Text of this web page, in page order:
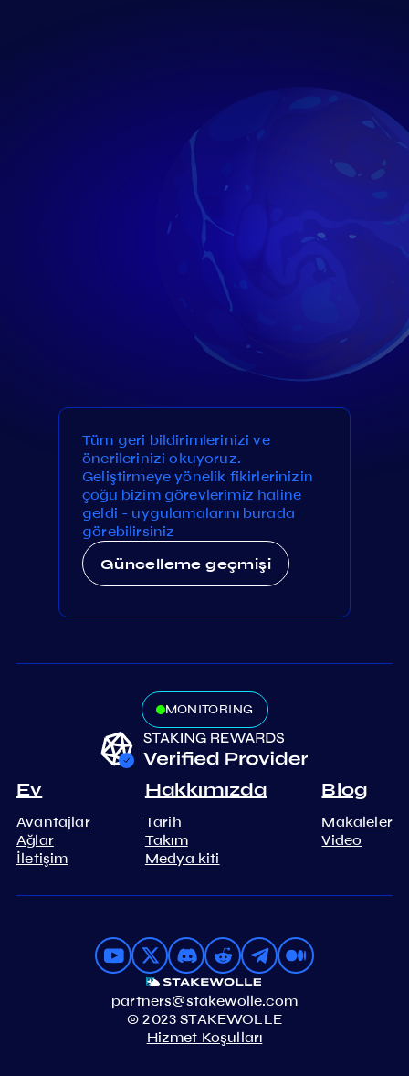
Tüm geri bildirimlerinizi ve
önerilerinizi okuyoruz.
Geliştirmeye yönelik fikirlerinizin
çoğu bizim görevlerimiz haline
geldi - uygulamalarını burada
görebilirsiniz
Güncelleme geçmişi
MONITORING
Ev
Avantajlar
Ağlar
İletişim
Hakkımızda
Tarih
Takım
Medya kiti
Blog
Makaleler
Video
partners@stakewolle.com
© 2023 STAKEWOLLE
Hizmet Koşulları